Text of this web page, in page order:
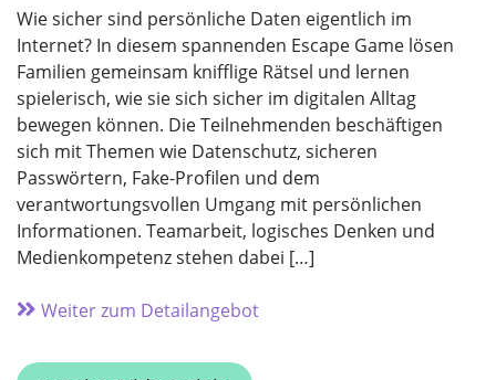
Wie sicher sind persönliche Daten eigentlich im
Internet? In diesem spannenden Escape Game lösen
Familien gemeinsam knifflige Rätsel und lernen
spielerisch, wie sie sich sicher im digitalen Alltag
bewegen können. Die Teilnehmenden beschäftigen
sich mit Themen wie Datenschutz, sicheren
Passwörtern, Fake-Profilen und dem
verantwortungsvollen Umgang mit persönlichen
Informationen. Teamarbeit, logisches Denken und
Medienkompetenz stehen dabei […]
Weiter zum Detailangebot